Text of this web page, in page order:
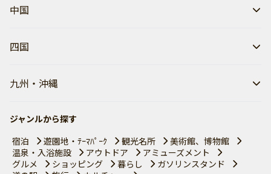
中国
四国
九州・沖縄
ジャンルから探す
宿泊
遊園地・ﾃｰﾏﾊﾟｰｸ 観光名所
美術館、博物館
温泉・入浴施設
アウトドア
アミューズメント
グルメ
ショッピング 暮らし
ガソリンスタンド